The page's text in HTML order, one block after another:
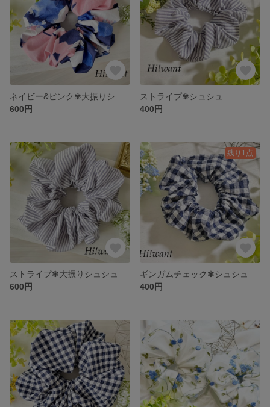
600円
ストライプ✾シュシュ
400円
ストライプ✾大振りシュシュ
600円
残り1点
ギンガムチェック✾シュシュ
400円